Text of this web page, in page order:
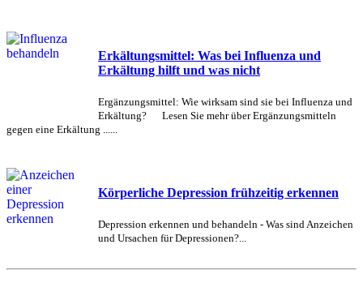
Erkältungsmittel: Was bei Influenza und
Erkältung hilft und was nicht
Ergänzungsmittel: Wie wirksam sind sie bei Influenza und
Erkältung? Lesen Sie mehr über Ergänzungsmitteln
gegen eine Erkältung ......
Körperliche Depression frühzeitig erkennen
Depression erkennen und behandeln - Was sind Anzeichen
und Ursachen für Depressionen?...